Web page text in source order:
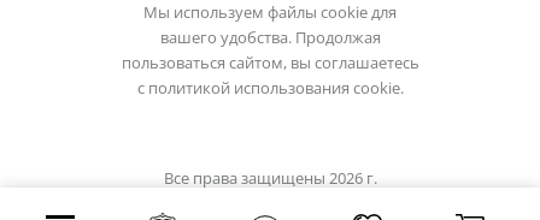
Мы используем файлы cookie для
вашего удобства. Продолжая
пользоваться сайтом, вы соглашаетесь
с политикой использования cookie.
Все права защищены 2026 г.